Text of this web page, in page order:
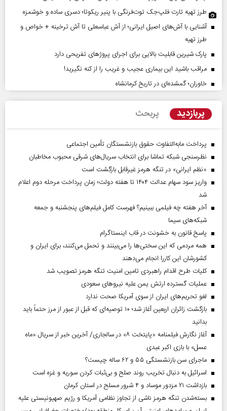
طرز تهیه تارت فلپ‌جک توت‌فرنگی با پنیر ریکوتا؛ دسری ساده و خوشمزه
آشنایی با آش‌های اصیل ایرانی؛ از آش عباسعلی تا آش ترخینه + خواص و
طرز تهیه
پارک شیرین قابلیت‌ بالایی برای اجرای پروژهای تفریحی دارد
مراقب باشید این بیماری عجیب و غریب را از کنه نگیرید!
خاوران؛ گمشده‌ای در تاریخ کرمانشاه
پربازدید پربحث
پرداخت مابه‌التفاوت حقوق بازنشستگان تأمین اجتماعی
نظرسنجی شبکه تماشا برای انتخاب سریال‌های شرقی محبوب مخاطبان
«نظم ایرانی» در تنگه هرمز غیرقابل بازگشت است
واریز سود سهام عدالت ۱۴۰۴ تا هفته دولت؛ زمان پرداخت مرحله دوم اعلام
شد
آخر هفته چه فیلمی ببینیم؟ فهرست کامل فیلم‌های پنجشنبه و جمعه
شبکه‌های سیما
پاسخ قانون به خشونت در قاب اینستاگرام
همه مردمی که این سختی‌ها را می‌بینند و تحمل می‌کنند، برای ایران و
کشورشان این کاررا انجام می‌دهند
کلیات طرح اقدام راهبردی تامین امنیت تنگه هرمز تصویب شد
عملیات گسترده ارتش یمن علیه نیروهای سعودی
لغو تحریم‌های ایران از سوی آمریکا صحت ندارد
بازگشت زائران اربعین آغاز شد؛ ۱۰ توصیه‌ای که قبل از عبور از مرز حتماً باید
بدانید
آغاز نگارش فیلمنامه «پایتخت ۸» در سالجاری/ آخرین خبر از سریال «ماه
عسل» با بازی اکبر عبدی
ماجرای سن بازنشستگی ۵۵ و ۶۲ ساله چیست؟
اسرائیل به دنبال تخریب روند صلح و بی‌ثبات کردن سوریه و غزه است
بازداشت ۲۱ مزدور موساد و ۴ شرور مسلح در استان کرمان
بسته‌شدن تنگه هرمز ناشی از تجاوز نظامی آمریکا و رژیم صهیونیستی علیه